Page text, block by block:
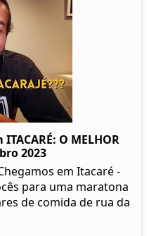
O MELHOR
2023
em Itacaré -
para uma maratona
de comida de rua da